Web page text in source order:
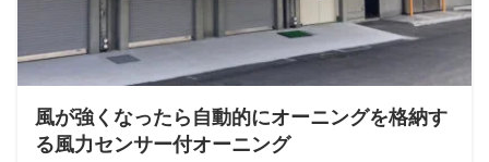
風が強くなったら自動的にオーニングを格納す
る風力センサー付オーニング